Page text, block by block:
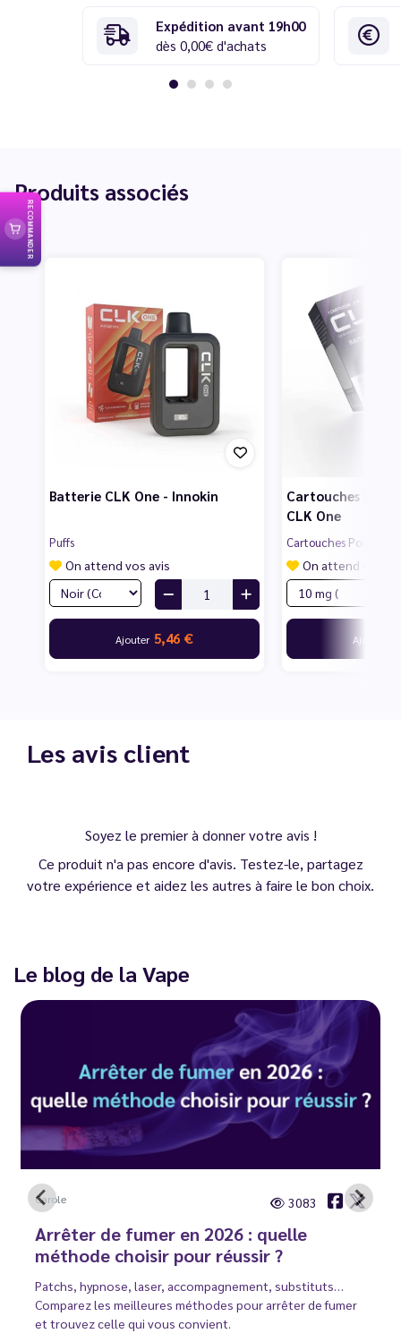
Expédition avant 19h00
dès 0,00€ d'achats
Produits associés
Batterie CLK One - Innokin
Puffs
On attend vos avis
Ajouter 5,46 €
Cartouches
CLK One
Cartouches Pods Pré-
On attend vos
Ajouter
Les avis client
Soyez le premier à donner votre avis !
Ce produit n'a pas encore d'avis. Testez-le, partagez
votre expérience et aidez les autres à faire le bon choix.
Le blog de la Vape
Carole 3083
Arrêter de fumer en 2026 : quelle
méthode choisir pour réussir ?
Patchs, hypnose, laser, accompagnement, substituts…
Comparez les meilleures méthodes pour arrêter de fumer
et trouvez celle qui vous convient.
RECOMMANDER